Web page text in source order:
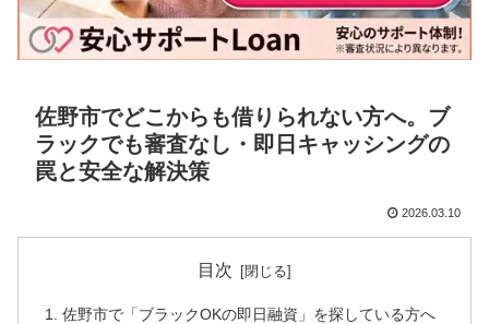
佐野市でどこからも借りられない方へ。ブ
ラックでも審査なし・即日キャッシングの
罠と安全な解決策
2026.03.10
目次
佐野市で「ブラックOKの即日融資」を探している方へ